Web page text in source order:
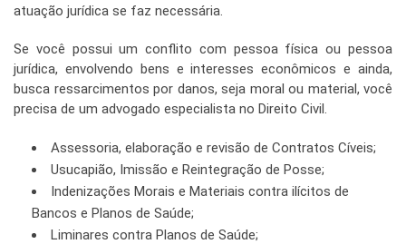
atuação jurídica se faz necessária.
Se você possui um conflito com pessoa física ou pessoa
jurídica, envolvendo bens e interesses econômicos e ainda,
busca ressarcimentos por danos, seja moral ou material, você
precisa de um advogado especialista no Direito Civil.
Assessoria, elaboração e revisão de Contratos Cíveis;
Usucapião, Imissão e Reintegração de Posse;
Indenizações Morais e Materiais contra ilícitos de
Bancos e Planos de Saúde;
Liminares contra Planos de Saúde;